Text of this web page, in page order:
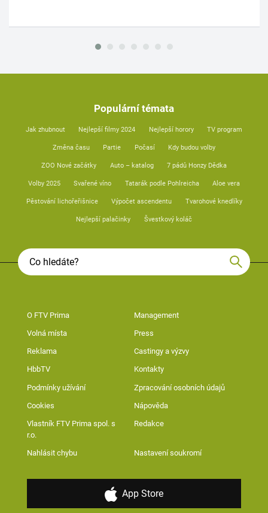
Populární témata
Jak zhubnout Nejlepší filmy 2024 Nejlepší horory TV program
Změna času Partie Počasí Kdy budou volby
ZOO Nové začátky Auto – katalog 7 pádů Honzy Dědka
Volby 2025 Svařené víno Tatarák podle Pohlreicha Aloe vera
Pěstování lichořeřišnice Výpočet ascendentu Tvarohové knedlíky
Nejlepší palačinky Švestkový koláč
O FTV Prima Management
Volná místa Press
Reklama Castingy a výzvy
HbbTV Kontakty
Podmínky užívání Zpracování osobních údajů
Cookies Nápověda
Vlastník FTV Prima spol. s
r.o.
Redakce
Nahlásit chybu Nastavení soukromí
App Store